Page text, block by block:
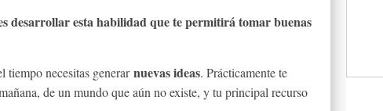
desarrollar esta habilidad que te permitirá tomar buenas
tiempo necesitas generarnuevas ideas. Prácticamente te
de un mundo que aún no existe, y tu principal recurso